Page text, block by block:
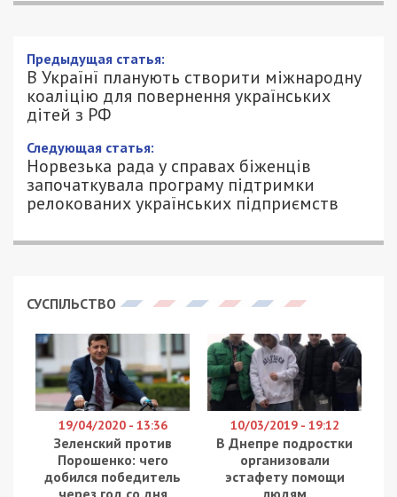
Предыдущая статья:
В Українї планують створити міжнародну
коаліцію для повернення українських
дітей з РФ
Следующая статья:
Норвезька рада у справах біженців
започаткувала програму підтримки
релокованих українських підприємств
СУСПІЛЬСТВО
19/04/2020 - 13:36
Зеленский против
Порошенко: чего
добился победитель
через год со дня
10/03/2019 - 19:12
В Днепре подростки
организовали
эстафету помощи
людям